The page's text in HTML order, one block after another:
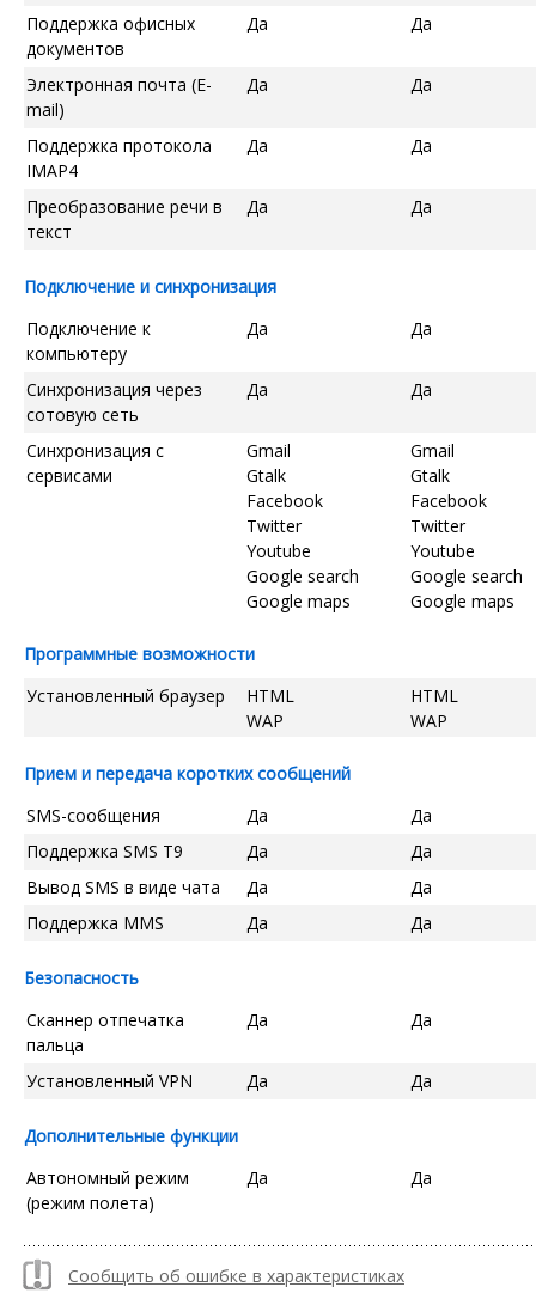
Поддержка офисных
документов
Да Да
Электронная почта (E-
mail)
Да Да
Поддержка протокола
IMAP4
Да Да
Преобразование речи в
текст
Да Да
Подключение и синхронизация
Подключение к
компьютеру
Да Да
Синхронизация через
сотовую сеть
Да Да
Синхронизация с
сервисами
Gmail
Gtalk
Facebook
Twitter
Youtube
Google search
Google maps
Gmail
Gtalk
Facebook
Twitter
Youtube
Google search
Google maps
Программные возможности
Установленный браузер
HTML
WAP
HTML
WAP
Прием и передача коротких сообщений
SMS-сообщения
Да
Да
Поддержка SMS T9
Да
Да
Вывод SMS в виде чата
Да
Да
Поддержка MMS
Да Да
Безопасность
Сканнер отпечатка
пальца
Да Да
Установленный VPN Да Да
Дополнительные функции
Автономный режим
(режим полета)
Да Да
Сообщить об ошибке в характеристиках